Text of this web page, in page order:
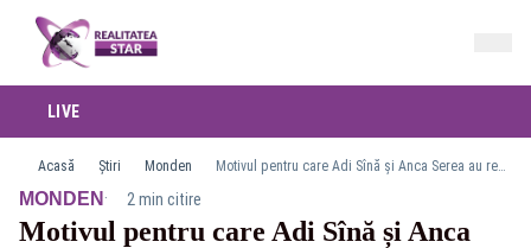
LIVE
Acasă Știri Monden Motivul pentru care Adi Sînă și Anca Serea au renunțat la verighete
MONDEN · 2 min citire
Motivul pentru care Adi Sînă și Anca